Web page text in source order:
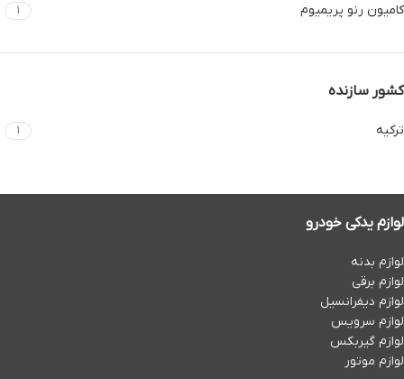
کامیون رنو پریمیوم 1
کشور سازنده
ترکیه 1
لوازم یدکی خودرو
لوازم بدنه
لوازم برقی
لوازم دیفرانسیل
لوازم سرویس
لوازم گیربکس
لوازم موتور